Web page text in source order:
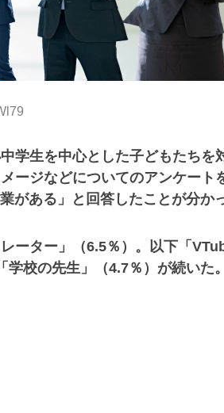
学生を中心とした子どもたちを
ージなどについてのアンケート
がある」と回答したことが分か
ーター」（6.5％）。以下「
学校の先生」（4.7％）が続いた。